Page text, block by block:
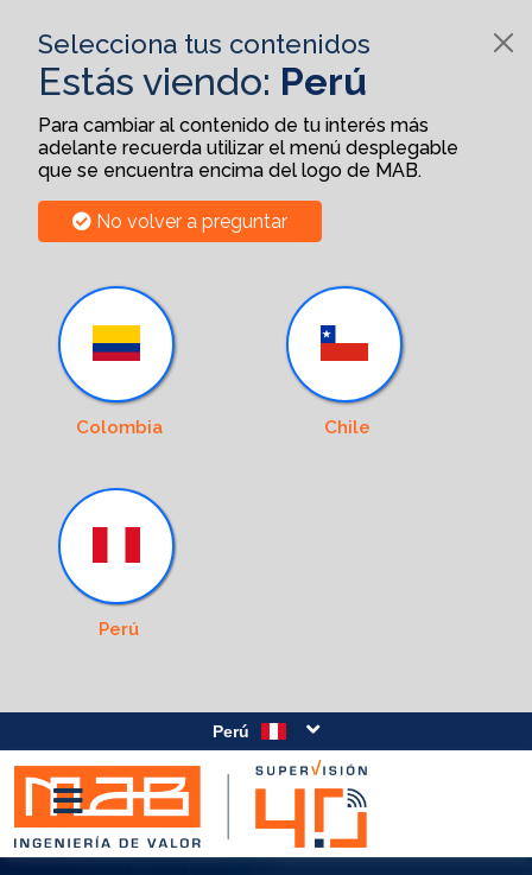
Selecciona tus contenidos
Estás viendo: Perú
Para cambiar al contenido de tu interés más
adelante recuerda utilizar el menú desplegable
que se encuentra encima del logo de MAB.
No volver a preguntar
Colombia Chile
Perú
Perú